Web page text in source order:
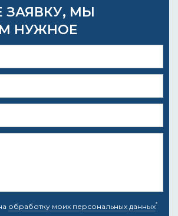
ЗАЯВКУ, МЫ
НУЖНОЕ
обработку моих персональных данных*